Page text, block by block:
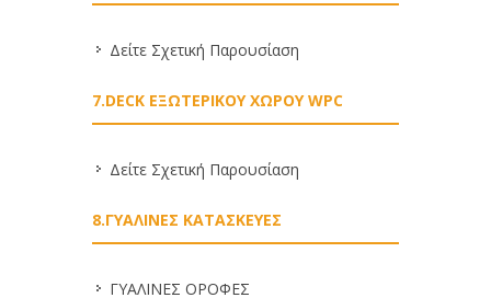
Δείτε Σχετική Παρουσίαση
7.DECK ΕΞΩΤΕΡΙΚΟΥ ΧΩΡΟΥ WPC
Δείτε Σχετική Παρουσίαση
8.ΓΥΑΛΙΝΕΣ ΚΑΤΑΣΚΕΥΕΣ
ΓΥΑΛΙΝΕΣ ΟΡΟΦΕΣ